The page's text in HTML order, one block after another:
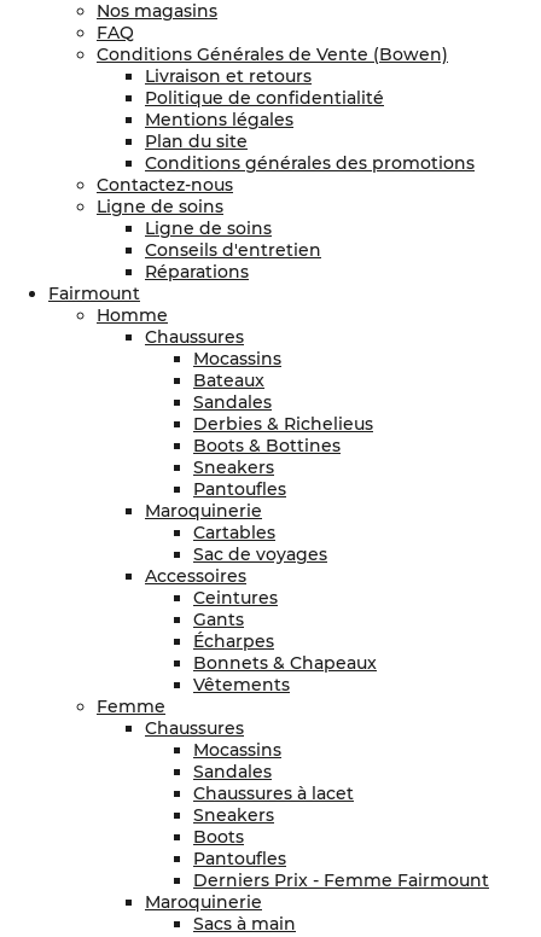
Nos magasins
FAQ
Conditions Générales de Vente (Bowen)
Livraison et retours
Politique de confidentialité
Mentions légales
Plan du site
Conditions générales des promotions
Contactez-nous
Ligne de soins
Ligne de soins
Conseils d'entretien
Réparations
Fairmount
Homme
Chaussures
Mocassins
Bateaux
Sandales
Derbies & Richelieus
Boots & Bottines
Sneakers
Pantoufles
Maroquinerie
Cartables
Sac de voyages
Accessoires
Ceintures
Gants
Écharpes
Bonnets & Chapeaux
Vêtements
Femme
Chaussures
Mocassins
Sandales
Chaussures à lacet
Sneakers
Boots
Pantoufles
Derniers Prix - Femme Fairmount
Maroquinerie
Sacs à main